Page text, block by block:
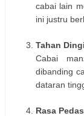
cabai lain
ini justru
Tahan
Cabai
dibanding
dataran
Rasa